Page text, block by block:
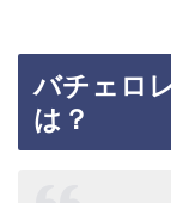
バチェロ
は？